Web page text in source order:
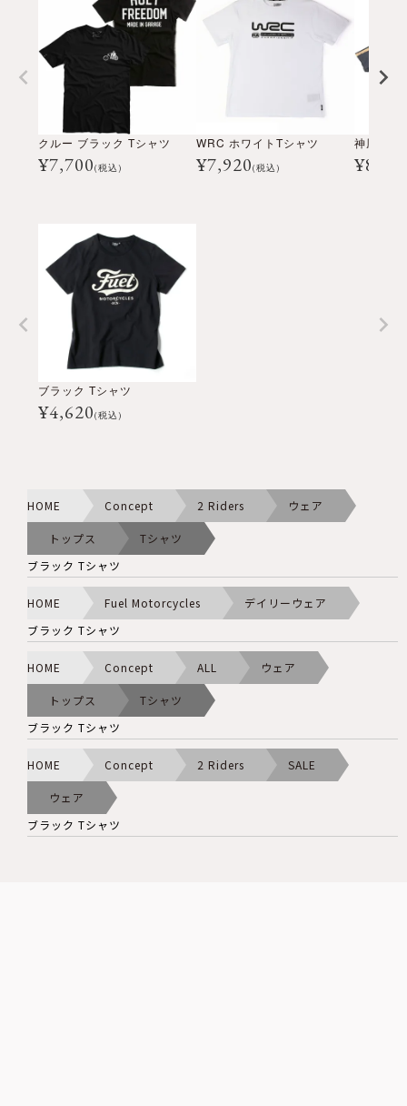
クルー ブラック Tシャツ
¥7,700(税込)
WRC ホワイトTシャツ
¥7,920(税込)
神風 ブ
¥
ブラック Tシャツ
¥4,620(税込)
HOME Concept 2 Riders ウェア
トップス
Tシャツ
ブラック Tシャツ
HOME Fuel Motorcycles
デイリーウェア
ブラック Tシャツ
HOME Concept ALL ウェア
トップス
Tシャツ
ブラック Tシャツ
HOME Concept 2 Riders SALE
ウェア
ブラック Tシャツ